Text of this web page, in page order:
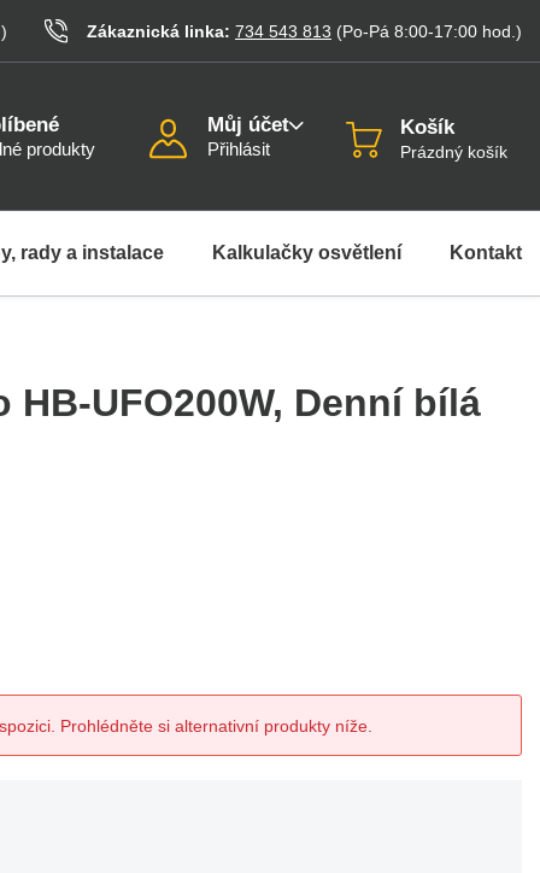
) Zákaznická linka: 734 543 813 (Po-Pá 8:00-17:00 hod. )
produkty
Můj účet
Přihlásit
Košík
Prázdný košík
rady a instalace Kalkulačky osvětlení Kontakt
UFO200W, Denní bílá
Prohlédněte si alternativní produkty níže.